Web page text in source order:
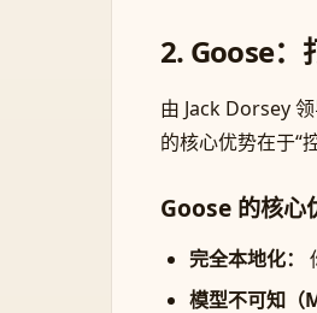
2. Goose：
由 Jack Dorsey
的核心优势在于“
Goose 的核心
完全本地化：
模型不可知（